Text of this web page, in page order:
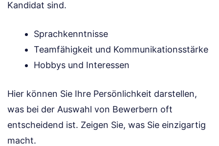
Kandidat sind.
Sprachkenntnisse
Teamfähigkeit und Kommunikationsstärke
Hobbys und Interessen
Hier können Sie Ihre Persönlichkeit darstellen,
was bei der Auswahl von Bewerbern oft
entscheidend ist. Zeigen Sie, was Sie einzigartig
macht.